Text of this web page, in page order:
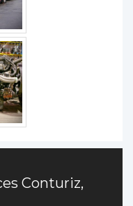
Conturiz,